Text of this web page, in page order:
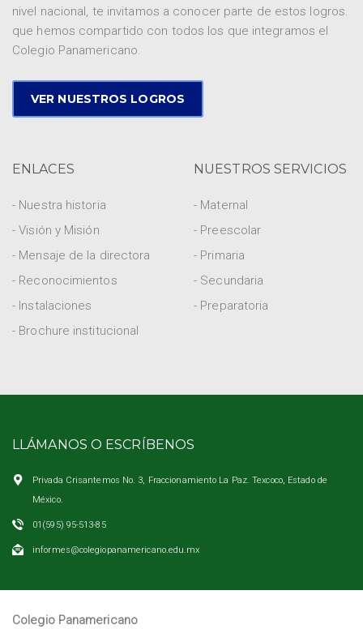
nivel nacional, te invitamos a conocer parte de estos logros.
que hemos compartido con todos los que integramos el
Colegio Panamericano.
VER NUESTROS LOGROS
ENLACES
- Nuestra historia
- Visión y Misión
- Mensaje de la directora
- Reconocimientos
- Instalaciones
- Brochure institucional
NUESTROS SERVICIOS
- Maternal
- Preescolar
- Primaria
- Secundaria
- Preparatoria
LLÁMANOS O ESCRÍBENOS
Privada Crisantemos No. 3, Fraccionamiento La Paz. Texcoco, Estado de
México.
01(595) 95-513-85
informes@colegiopanamericano.edu.mx
Colegio Panamericano